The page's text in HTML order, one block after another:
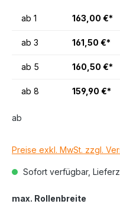
ab 1 163,00 €*
ab 3 161,50 €*
ab 5 160,50 €*
ab 8 159,90 €*
ab
Preise exkl. MwSt. zzgl.
Sofort verfügbar,
max. Rollenbreite